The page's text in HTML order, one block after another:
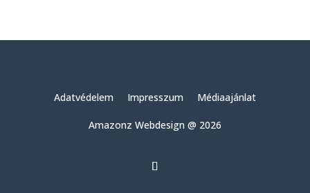
Adatvédelem Impresszum Médiaajánlat
Amazonz Webdesign @ 2026